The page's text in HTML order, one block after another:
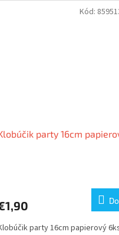
party 16cm
party 16cm papierový
Kód: